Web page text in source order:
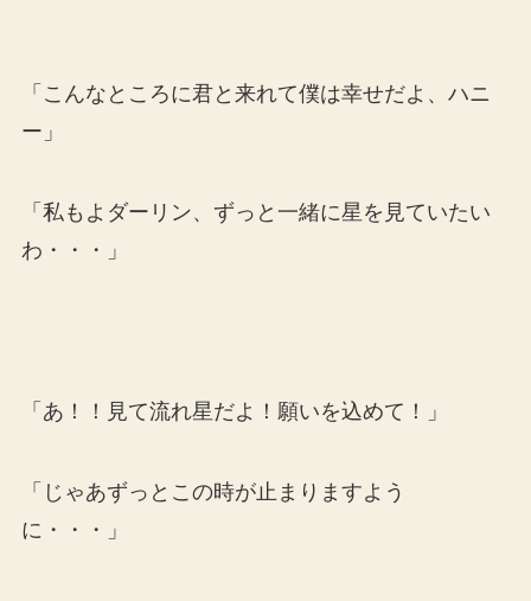
「こんなところに君と来れて僕は幸せだよ、ハニ
ー」
「私もよダーリン、ずっと一緒に星を見ていたい
わ・・・」
「あ！！見て流れ星だよ！願いを込めて！」
「じゃあずっとこの時が止まりますよう
に・・・」